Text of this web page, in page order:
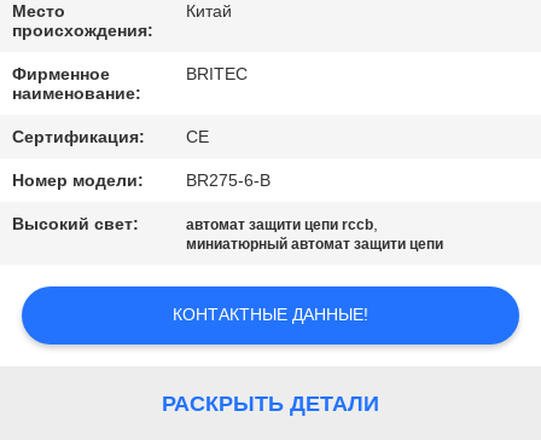
КОНТАКТНЫЕ
ДАННЫЕ
НОВОСТИ
ВСЕ
VR
Место
происхождения:
Китай
Фирменное
наименование:
BRITEC
Сертификация: CE
Номер модели: BR275-6-B
Высокий свет: автомат защити цепи rccb,
миниатюрный автомат защити цепи
КОНТАКТНЫЕ ДАННЫЕ!
РАСКРЫТЬ ДЕТАЛИ